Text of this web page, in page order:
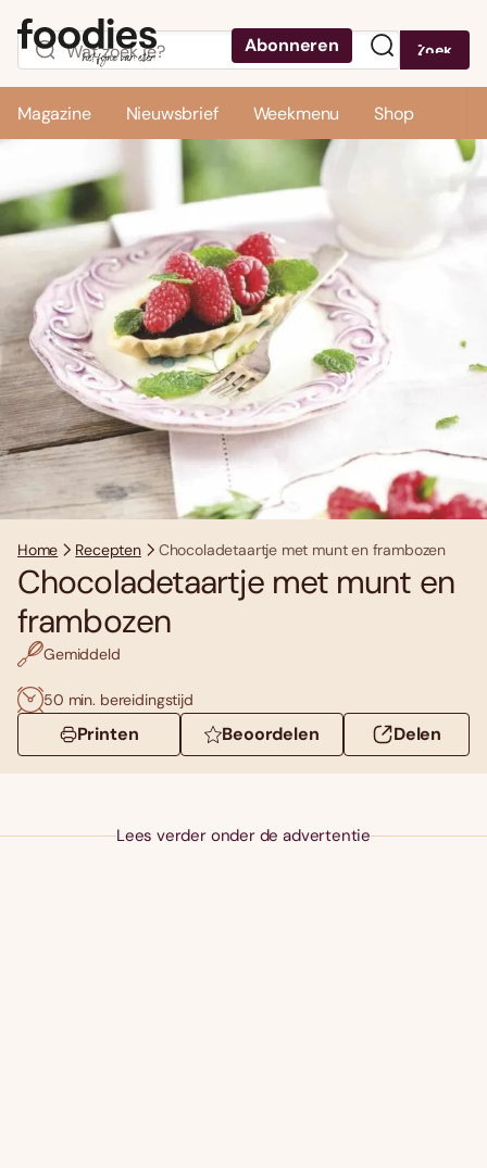
Abonneren Zoek
Magazine Nieuwsbrief Weekmenu Shop
Home Recepten Chocoladetaartje met munt en frambozen
Chocoladetaartje met munt en
frambozen
Gemiddeld
50 min. bereidingstijd
Printen Beoordelen Delen
Lees verder onder de advertentie